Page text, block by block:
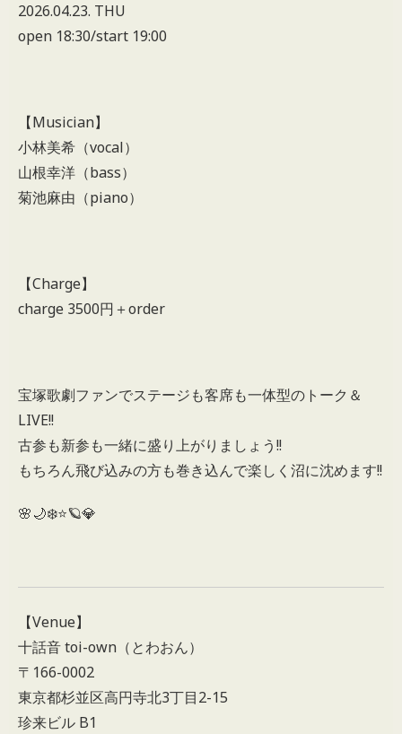
2026.04.23. THU
open 18:30/start 19:00
【Musician】
小林美希（vocal）
山根幸洋（bass）
菊池麻由（piano）
【Charge】
charge 3500円＋order
宝塚歌劇ファンでステージも客席も一体型のトーク＆
LIVE!!
古参も新参も一緒に盛り上がりましょう!!
もちろん飛び込みの方も巻き込んで楽しく沼に沈めます!!
🌸🌙❄️⭐️🪐💎
【Venue】
十話音 toi-own（とわおん）
〒166-0002
東京都杉並区高円寺北3丁目2-15
珍来ビル B1